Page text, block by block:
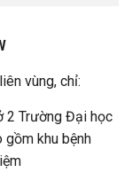
vùng, chỉ:
2 Trường Đại học
gồm khu bệnh